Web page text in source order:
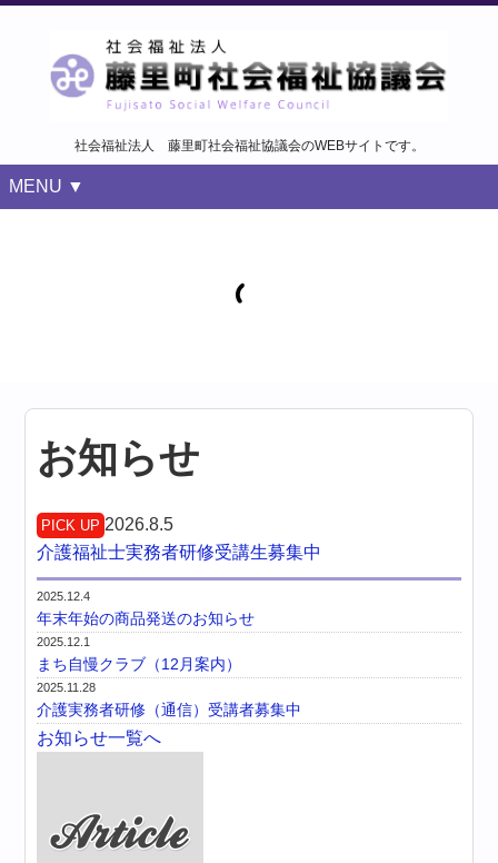
社会福祉法人 藤里町社会福祉協議会のWEBサイトです。
MENU ▼
お知らせ
PICK UP 2026.8.5
介護福祉士実務者研修受講生募集中
2025.12.4
年末年始の商品発送のお知らせ
2025.12.1
まち自慢クラブ（12月案内）
2025.11.28
介護実務者研修（通信）受講者募集中
お知らせ一覧へ